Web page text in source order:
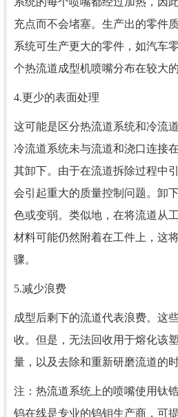
充点而不会堵塞。生产出的零件
系统可生产更大的零件，如汽车
个热流道成型机喷嘴分布在较大
4.更少的表面处理
这可能是区分热流道系统和冷流
冷流道系统未与流道和浇口连接
其卸下。由于在流道拆除过程中
会引起重大的质量控制问题。卸
色或变弱。类似地，在将流道从
材料可能仍然附着在工件上，这
骤。
5.减少浪费
成型后剩下的流道代表浪费。这
收。但是，无法回收用于熔化该
量，以及去除和重新研磨流道的时
注：热流道系统上的喷嘴使用钛
钨在线是专业的钨钼生产商，可